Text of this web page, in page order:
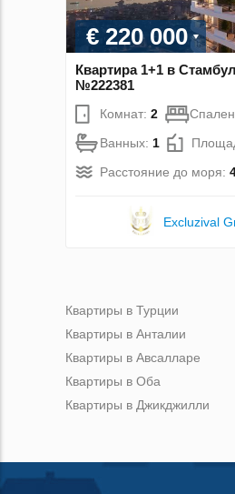
€ 220 000
Квартира 1+1 в
№222381
Комнат: 2
Ванных: 1
Расстояние до моря:
Excluzival
Квартиры в Турции
Квартиры в Анталии
Квартиры в Авсалларе
Квартиры в Оба
Квартиры в Джикджилли